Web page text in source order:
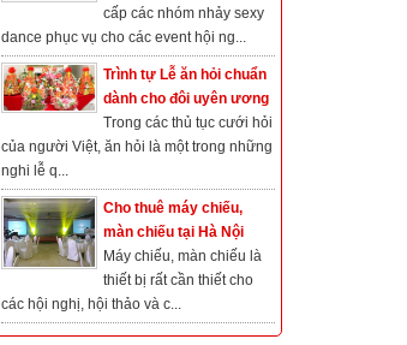
cấp các nhóm nhảy sexy
dance phục vụ cho các event hội ng...
Trình tự Lễ ăn hỏi chuẩn
dành cho đôi uyên ương
Trong các thủ tục cưới hỏi
của người Việt, ăn hỏi là một trong những
nghi lễ q...
Cho thuê máy chiếu,
màn chiếu tại Hà Nội
Máy chiếu, màn chiếu là
thiết bị rất cần thiết cho
các hội nghị, hội thảo và c...